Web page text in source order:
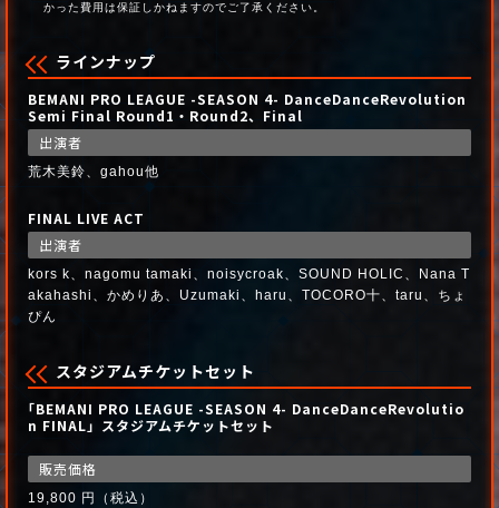
かった費用は保証しかねますのでご了承ください。
ラインナップ
BEMANI PRO LEAGUE -SEASON 4- DanceDanceRevolution
Semi Final Round1・Round2、Final
出演者
荒木美鈴、gahou他
FINAL LIVE ACT
出演者
kors k、nagomu tamaki、noisycroak、SOUND HOLIC、Nana T
akahashi、かめりあ、Uzumaki、haru、TOCORO十、taru、ちょ
ぴん
スタジアムチケットセット
｢BEMANI PRO LEAGUE -SEASON 4- DanceDanceRevolutio
n FINAL」スタジアムチケットセット
販売価格
19,800 円（税込）